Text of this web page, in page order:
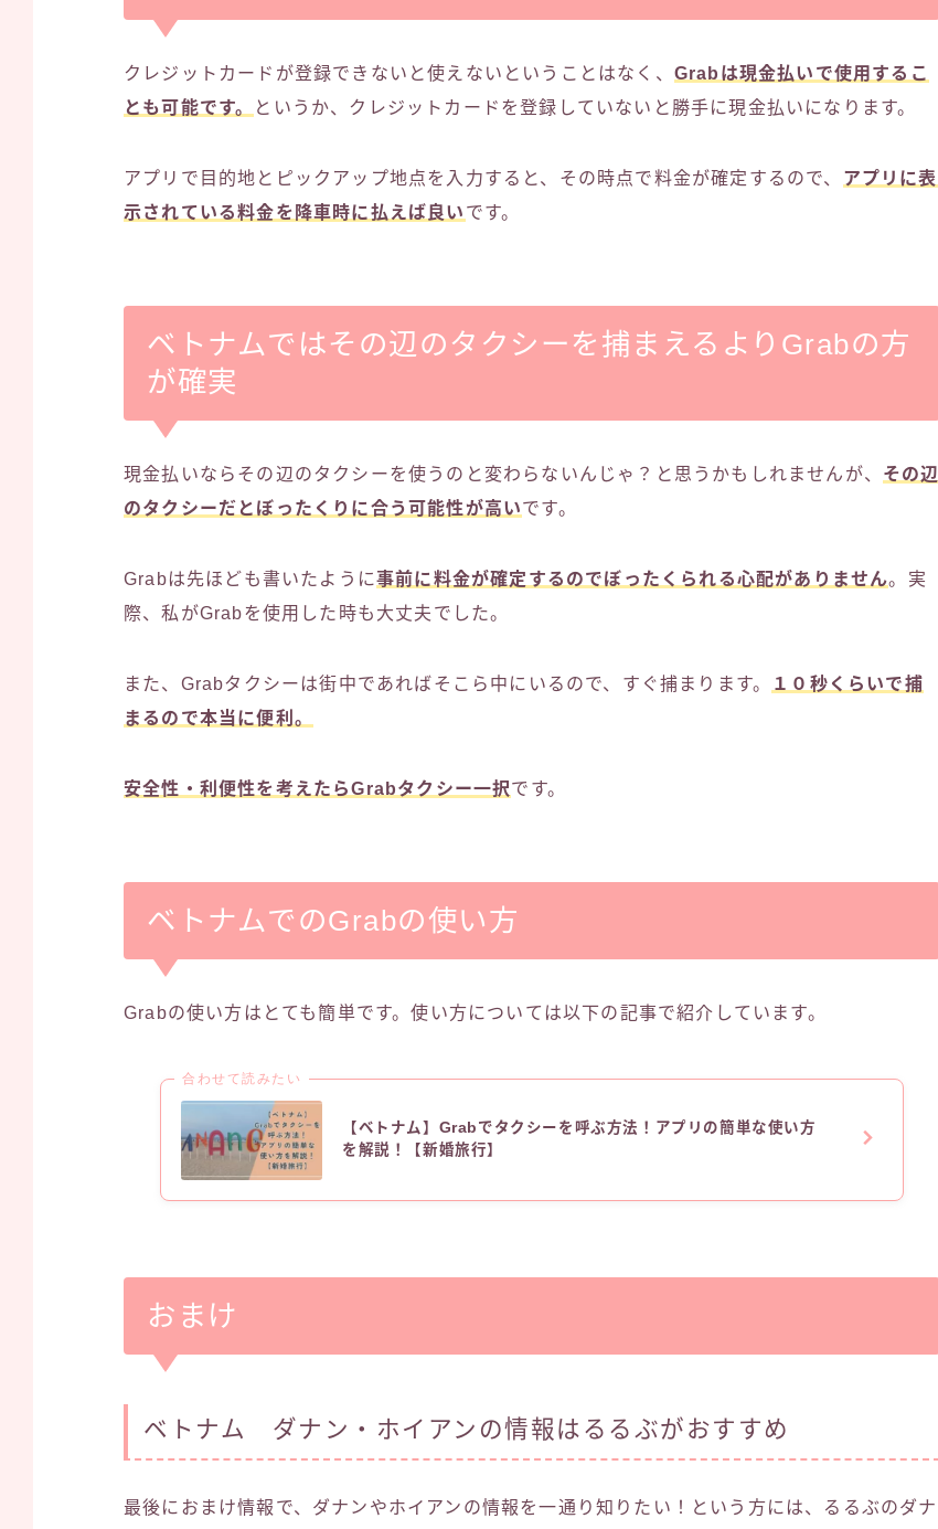
クレジットカードが登録できないと使えないということはなく、 Grabは現金払いで使用するこ
とも可能です。
というか、クレジットカードを登録していないと勝手に現金払いになります。
アプリで目的地とピックアップ地点を入力すると、その時点で料金が確定するので、 アプリに表
示されている料金を降車時に払えば良い です。
ベトナムではその辺のタクシーを捕まえるよりGrabの方
が確実
現金払いならその辺のタクシーを使うのと変わらないんじゃ？と思うかもしれませんが、 その辺
のタクシーだとぼったくりに合う可能性が高いです。
Grabは先ほども書いたように事前に料金が確定するのでぼったくられる心配がありません。実
際、私がGrabを使用した時も大丈夫でした。
また、Grabタクシーは街中であればそこら中にいるので、すぐ捕まります。
１０秒くらいで捕
まるので本当に便利。
安全性・利便性を考えたらGrabタクシー一択です。
ベトナムでのGrabの使い方
Grabの使い方はとても簡単です。使い方については以下の記事で紹介しています。
合わせて読みたい
【ベトナム】Grabでタクシーを呼ぶ方法！アプリの簡単な使い方
を解説！【新婚旅行】
おまけ
ベトナム ダナン・ホイアンの情報はるるぶがおすすめ
最後におまけ情報で、ダナンやホイアンの情報を一通り知りたい！という方には、るるぶのダナ